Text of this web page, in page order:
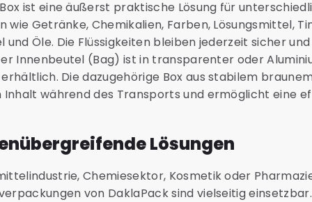
ist eine äußerst praktische Lösung für
wie Getränke, Chemikalien, Farben, Lösungsmittel,
und Öle. Die Flüssigkeiten bleiben jederzeit sicher
Innenbeutel (Bag) ist in transparenter oder
Die dazugehörige Box aus stabilem
Inhalt während des Transports und ermöglicht eine
Lösungen
Chemiesektor, Kosmetik oder
von DaklaPack sind vielseitig